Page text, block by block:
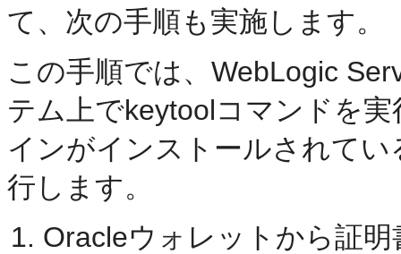
て、次の手順も実施します。
この手順では、WebLogic
テム上でkeytoolコマンドを
インがインストールされて
行します。
Oracleウォレットから証